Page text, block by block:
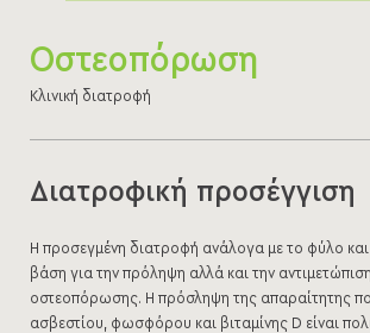
Οστεοπόρωση
Κλινική διατροφή
Διατροφική προσέγγιση
Η προσεγμένη διατροφή ανάλογα με το φύλο και
βάση για την πρόληψη αλλά και την
οστεοπόρωσης. Η πρόσληψη της απαραίτητης
ασβεστίου, φωσφόρου και βιταμίνης D είναι